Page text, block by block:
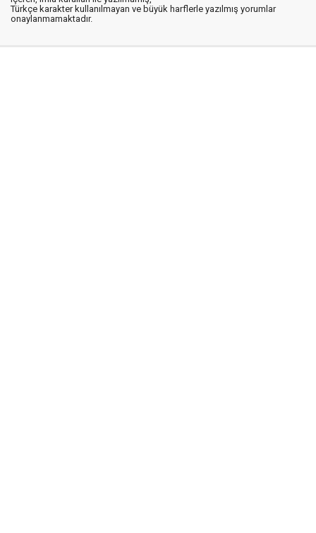
Türkçe karakter kullanılmayan ve büyük harflerle yazılmış yorumlar
onaylanmamaktadır.